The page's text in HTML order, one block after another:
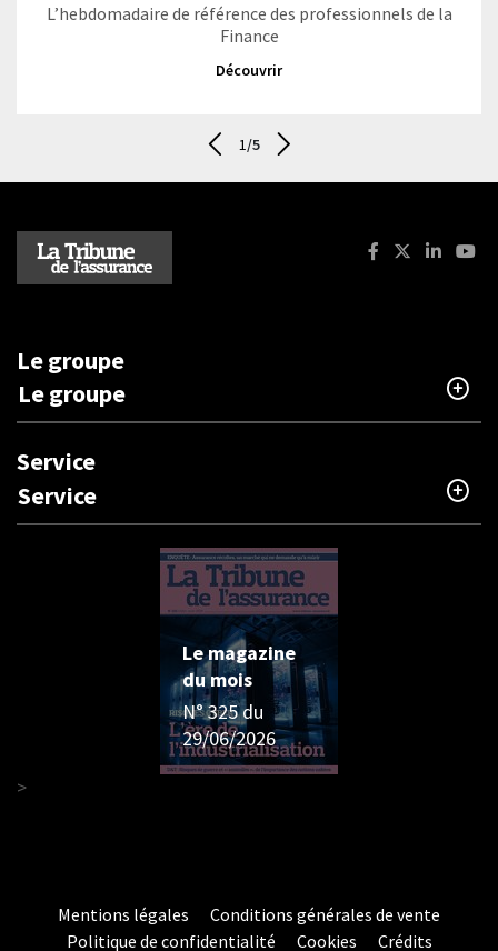
L’hebdomadaire de référence des professionnels de la
Finance
Découvrir
1/5
Facebook : La
X
Le groupe
Le groupe
Service
Service
Le magazine
du mois
N° 325 du
29/06/2026
>
Mentions légales
Conditions générales de vente
Politique de confidentialité
Cookies Crédits